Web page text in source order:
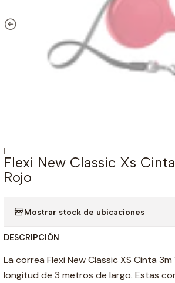
|
Flexi New Classic Xs
Rojo
Mostrar stock de ubicaciones
DESCRIPCIÓN
La correa Flexi New Classic XS Cinta 3m
longitud de 3 metros de largo. Estas